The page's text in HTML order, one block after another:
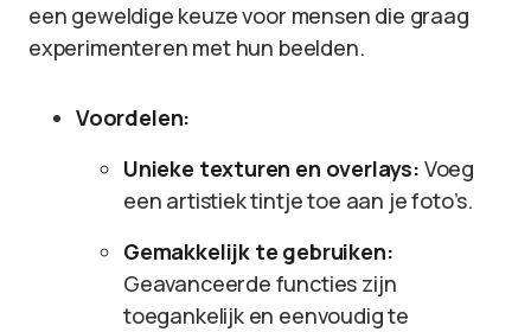
een geweldige keuze voor mensen die graag
experimenteren met hun beelden.
Voordelen:
Unieke texturen en overlays: Voeg
een artistiek tintje toe aan je foto’s.
Gemakkelijk te gebruiken:
Geavanceerde functies zijn
toegankelijk en eenvoudig te